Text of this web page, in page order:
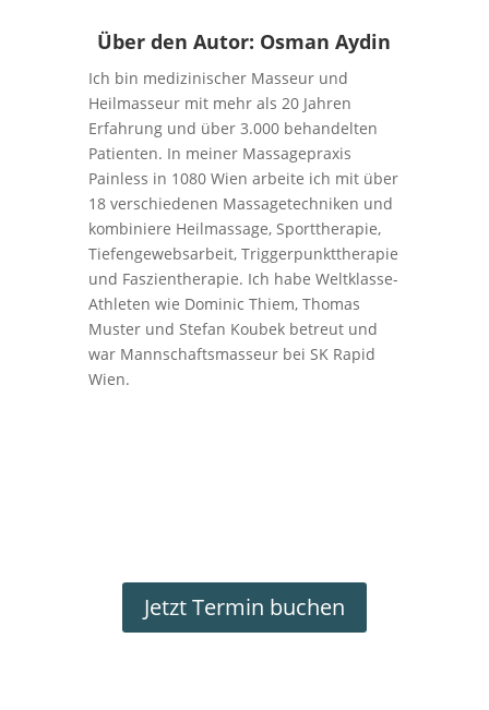
Über den Autor: Osman Aydin
Ich bin medizinischer Masseur und
Heilmasseur mit mehr als 20 Jahren
Erfahrung und über 3.000 behandelten
Patienten. In meiner Massagepraxis
Painless in 1080 Wien arbeite ich mit über
18 verschiedenen Massagetechniken und
kombiniere Heilmassage, Sporttherapie,
Tiefengewebsarbeit, Triggerpunkttherapie
und Faszientherapie. Ich habe Weltklasse-
Athleten wie Dominic Thiem, Thomas
Muster und Stefan Koubek betreut und
war Mannschaftsmasseur bei SK Rapid
Wien.
Jetzt Termin buchen